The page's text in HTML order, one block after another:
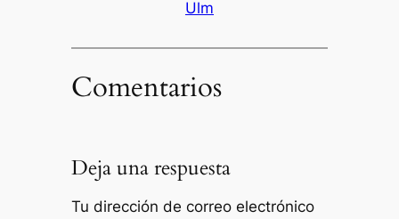
Ulm
Comentarios
Deja una respuesta
Tu dirección de correo electrónico